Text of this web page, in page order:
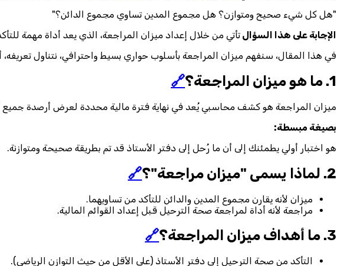
"هل كل شيء صحيح ومتوازن؟ هل مجموع المدين تساوي مجموع الدائن؟"
الإجابة على هذا السؤال تأتي من خلال إعداد ميزان المراجعة، الذي يعد أداة مهمة
في هذا المقال، سنفهم ميزان المراجعة بأسلوب حواري بسيط واحترافي، نتناول تعريفه،
1. ما هو ميزان المراجعة؟ 🔗
ميزان المراجعة هو كشف محاسبي يُعد في نهاية فترة مالية محددة لعرض أرصدة جميع
بصيغة مبسطة:
هو اختبار أولي يطمئنك إلى أن ما رُحل إلى دفتر الأستاذ قد تم بطريقة صحيحة ومتوازنة.
2. لماذا يسمى "ميزان مراجعة"؟ 🔗
ميزان لأنه يقارن مجموع المدين والدائن للتأكد من تساويهما.
مراجعة لأنه أداة لمراجعة صحة الترحيل قبل إعداد القوائم المالية.
3. ما أهداف ميزان المراجعة؟ 🔗
التأكد من صحة الترحيل إلى دفتر الأستاذ (على الأقل من حيث التوازن الرياضي).